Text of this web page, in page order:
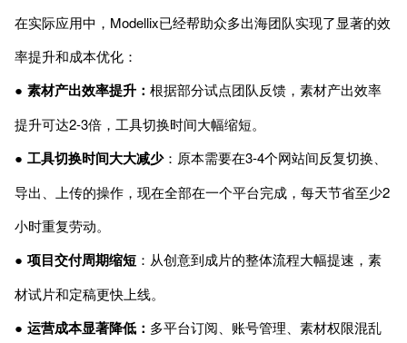
在实际应用中，Modellix已经帮助众多出海团队实现了显著的效
率提升和成本优化：
● 素材产出效率提升： 根据部分试点团队反馈，素材产出效率
提升可达2-3倍，工具切换时间大幅缩短。
● 工具切换时间大大减少：原本需要在3-4个网站间反复切换、
导出、上传的操作，现在全部在一个平台完成，每天节省至少2
小时重复劳动。
● 项目交付周期缩短 ：从创意到成片的整体流程大幅提速，素
材试片和定稿更快上线。
● 运营成本显著降低： 多平台订阅、账号管理、素材权限混乱